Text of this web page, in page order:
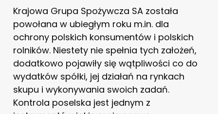
Krajowa Grupa Spożywcza SA została
powołana w ubiegłym roku m.in. dla
ochrony polskich konsumentów i polskich
rolników. Niestety nie spełnia tych założeń,
dodatkowo pojawiły się wątpliwości co do
wydatków spółki, jej działań na rynkach
skupu i wykonywania swoich zadań.
Kontrola poselska jest jednym z